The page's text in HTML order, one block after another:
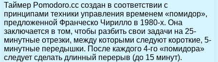
Таймер Pomodoro.cc создан в соответствии с
принципами техники управления временем «помидор»,
предложенной Франческо Чирилло в 1980-х. Она
заключается в том, чтобы разбить свои задачи на 25-
минутные отрезки, между которыми следуют короткие, 5-
минутные передышки. После каждого 4-го «помидора»
следует сделать длинный перерыв (до 15 минут).